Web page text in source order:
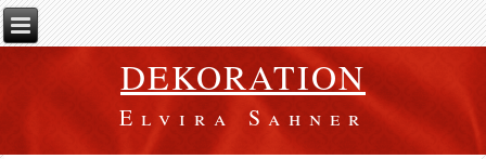
DEKORATION
Elvira Sahner